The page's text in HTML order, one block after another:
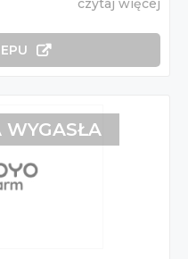
czytaj więcej
WYGASŁA